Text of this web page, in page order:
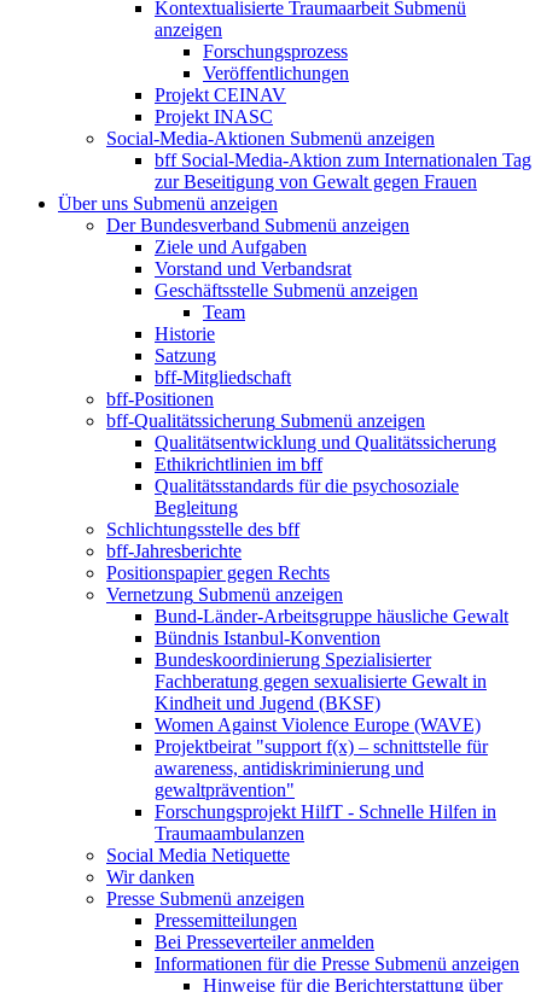
Kontextualisierte Traumaarbeit Submenü
anzeigen
Forschungsprozess
Veröffentlichungen
Projekt CEINAV
Projekt INASC
Social-Media-Aktionen Submenü anzeigen
bff Social-Media-Aktion zum Internationalen Tag
zur Beseitigung von Gewalt gegen Frauen
Über uns Submenü anzeigen
Der Bundesverband Submenü anzeigen
Ziele und Aufgaben
Vorstand und Verbandsrat
Geschäftsstelle Submenü anzeigen
Team
Historie
Satzung
bff-Mitgliedschaft
bff-Positionen
bff-Qualitätssicherung Submenü anzeigen
Qualitätsentwicklung und Qualitätssicherung
Ethikrichtlinien im bff
Qualitätsstandards für die psychosoziale
Begleitung
Schlichtungsstelle des bff
bff-Jahresberichte
Positionspapier gegen Rechts
Vernetzung Submenü anzeigen
Bund-Länder-Arbeitsgruppe häusliche Gewalt
Bündnis Istanbul-Konvention
Bundeskoordinierung Spezialisierter
Fachberatung gegen sexualisierte Gewalt in
Kindheit und Jugend (BKSF)
Women Against Violence Europe (WAVE)
Projektbeirat "support f(x) – schnittstelle für
awareness, antidiskriminierung und
gewaltprävention"
Forschungsprojekt HilfT - Schnelle Hilfen in
Traumaambulanzen
Social Media Netiquette
Wir danken
Presse Submenü anzeigen
Pressemitteilungen
Bei Presseverteiler anmelden
Informationen für die Presse Submenü anzeigen
Hinweise für die Berichterstattung über